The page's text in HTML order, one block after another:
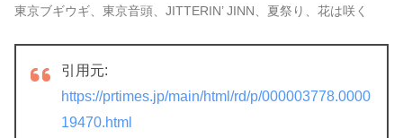
東京ブギウギ、東京音頭、JITTERIN’ JINN、夏祭り、花は咲く
引用元:
https://prtimes.jp/main/html/rd/p/000003778.0000
19470.html